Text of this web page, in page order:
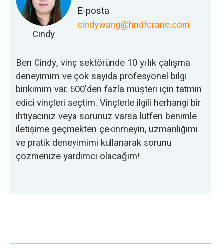
Cindy
E-posta:
cindywang@hndfcrane.com
Ben Cindy, vinç sektöründe 10 yıllık çalışma
deneyimim ve çok sayıda profesyonel bilgi
birikimim var. 500'den fazla müşteri için tatmin
edici vinçleri seçtim. Vinçlerle ilgili herhangi bir
ihtiyacınız veya sorunuz varsa lütfen benimle
iletişime geçmekten çekinmeyin, uzmanlığımı
ve pratik deneyimimi kullanarak sorunu
çözmenize yardımcı olacağım!